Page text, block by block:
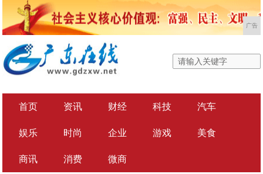
广告
首页 资讯 财经 科技 汽车
娱乐 时尚 企业 游戏 美食
商讯 消费 微商